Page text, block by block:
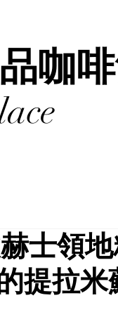
咖
士領
提拉米